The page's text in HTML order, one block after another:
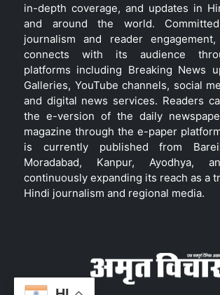
in-depth coverage, and updates in
and around the world.
journalism and reader
connects with its audience
platforms including Breaking News
Galleries, YouTube channels, social
and digital news services. Readers
the e-version of the daily
magazine through the e-paper
is currently published from
Moradabad, Kanpur, Ayodhya,
continuously expanding its reach as a
Hindi journalism and regional media.